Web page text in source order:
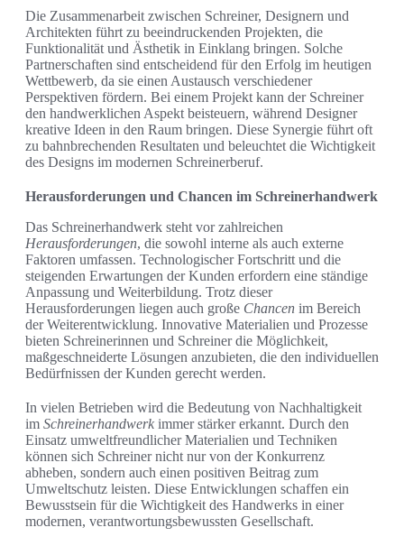
Die Zusammenarbeit zwischen Schreiner, Designern und
Architekten führt zu beeindruckenden Projekten, die
Funktionalität und Ästhetik in Einklang bringen. Solche
Partnerschaften sind entscheidend für den Erfolg im heutigen
Wettbewerb, da sie einen Austausch verschiedener
Perspektiven fördern. Bei einem Projekt kann der Schreiner
den handwerklichen Aspekt beisteuern, während Designer
kreative Ideen in den Raum bringen. Diese Synergie führt oft
zu bahnbrechenden Resultaten und beleuchtet die Wichtigkeit
des Designs im modernen Schreinerberuf.
Herausforderungen und Chancen im Schreinerhandwerk
Das Schreinerhandwerk steht vor zahlreichen
Herausforderungen, die sowohl interne als auch externe
Faktoren umfassen. Technologischer Fortschritt und die
steigenden Erwartungen der Kunden erfordern eine ständige
Anpassung und Weiterbildung. Trotz dieser
Herausforderungen liegen auch große Chancen im Bereich
der Weiterentwicklung. Innovative Materialien und Prozesse
bieten Schreinerinnen und Schreiner die Möglichkeit,
maßgeschneiderte Lösungen anzubieten, die den individuellen
Bedürfnissen der Kunden gerecht werden.
In vielen Betrieben wird die Bedeutung von Nachhaltigkeit
im Schreinerhandwerk immer stärker erkannt. Durch den
Einsatz umweltfreundlicher Materialien und Techniken
können sich Schreiner nicht nur von der Konkurrenz
abheben, sondern auch einen positiven Beitrag zum
Umweltschutz leisten. Diese Entwicklungen schaffen ein
Bewusstsein für die Wichtigkeit des Handwerks in einer
modernen, verantwortungsbewussten Gesellschaft.